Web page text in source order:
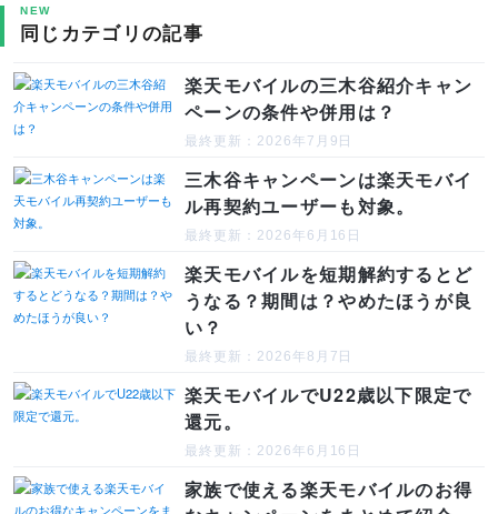
NEW
同じカテゴリの記事
楽天モバイルの三木谷紹介キャン
ペーンの条件や併用は？
最終更新：2026年7月9日
三木谷キャンペーンは楽天モバイ
ル再契約ユーザーも対象。
最終更新：2026年6月16日
楽天モバイルを短期解約するとど
うなる？期間は？やめたほうが良
い？
最終更新：2026年8月7日
楽天モバイルでU22歳以下限定で
還元。
最終更新：2026年6月16日
家族で使える楽天モバイルのお得